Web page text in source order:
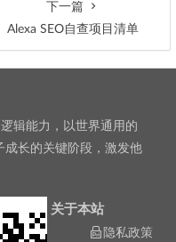
下一篇
Alexa SEO自查项目清单
辑能力，以世界通用的
成长的关键阶段，激发他
关于本站
隐私政策